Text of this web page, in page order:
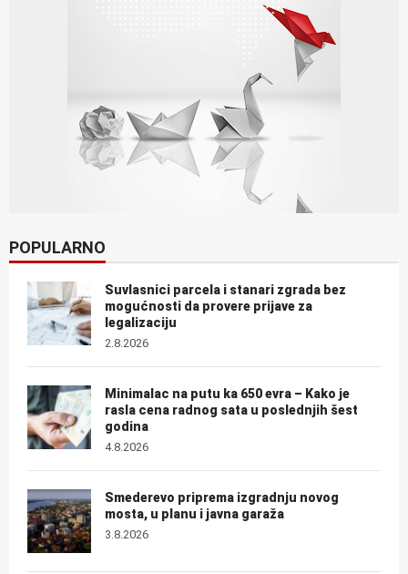
POPULARNO
Suvlasnici parcela i stanari zgrada bez
mogućnosti da provere prijave za
legalizaciju
2.8.2026
Minimalac na putu ka 650 evra – Kako je
rasla cena radnog sata u poslednjih šest
godina
4.8.2026
Smederevo priprema izgradnju novog
mosta, u planu i javna garaža
3.8.2026